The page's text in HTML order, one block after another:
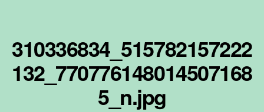
310336834_515782157222
132_770776148014507168
5_n.jpg